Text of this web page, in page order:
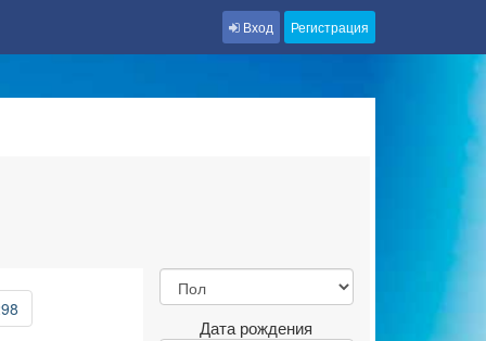
Вход Регистрация
Дата рождения